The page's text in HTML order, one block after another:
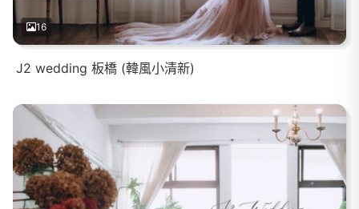
16
J2 wedding 板橋 (韓風小清新)